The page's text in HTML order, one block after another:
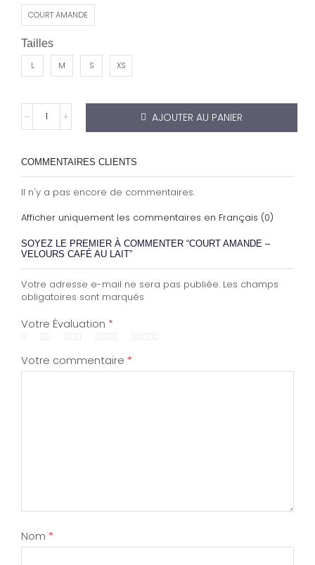
COURT AMANDE
Tailles
L M S XS
AJOUTER AU PANIER
COMMENTAIRES CLIENTS
Il n'y a pas encore de commentaires.
Afficher uniquement les commentaires en Français (0)
SOYEZ LE PREMIER À COMMENTER “COURT AMANDE –
VELOURS CAFÉ AU LAIT”
Votre adresse e-mail ne sera pas publiée. Les champs
obligatoires sont marqués
Votre Évaluation *
Votre commentaire *
Nom *